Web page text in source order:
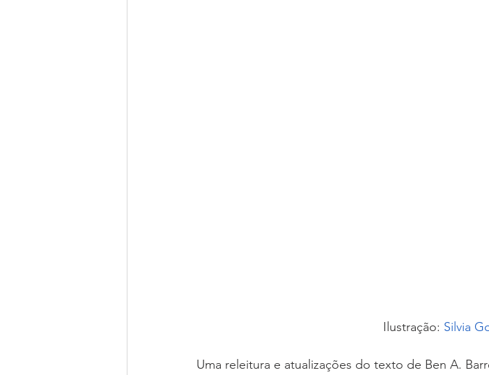
Ilustração: Silvia
Uma releitura e atualizações do texto de Ben A.